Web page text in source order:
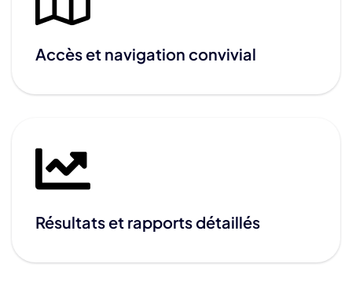
Accès et navigation convivial
Résultats et rapports détaillés